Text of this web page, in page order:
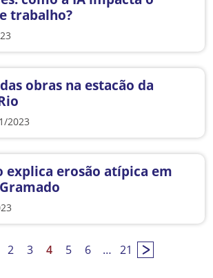
trabalho?
obras na estacão da
2023
explica erosão atípica em
2 3 4 5 6 … 21